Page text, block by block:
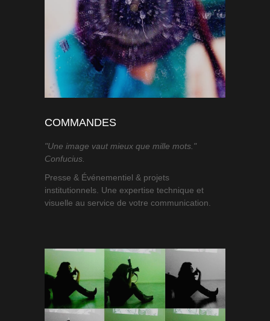
COMMANDES
"Une image vaut mieux que mille mots."
Confucius.
Presse & Événementiel & projets
institutionnels. Une expertise technique et
visuelle au service de votre communication.